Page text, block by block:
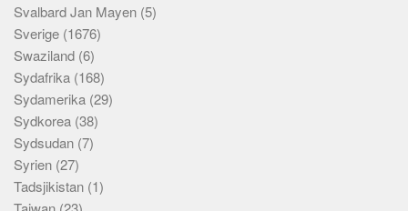
Svalbard Jan Mayen (5)
Sverige (1676)
Swaziland (6)
Sydafrika (168)
Sydamerika (29)
Sydkorea (38)
Sydsudan (7)
Syrien (27)
Tadsjikistan (1)